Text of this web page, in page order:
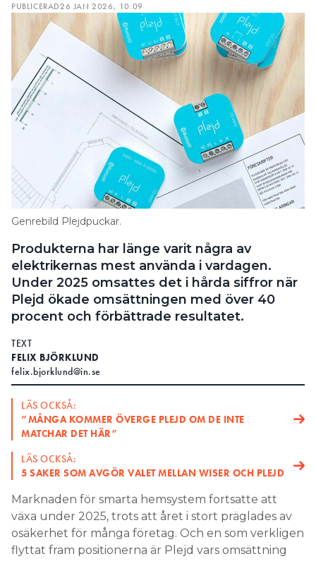
PUBLICERAD26 JAN 2026, 10:09
Genrebild Plejdpuckar.
Produkterna har länge varit några av
elektrikernas mest använda i vardagen.
Under 2025 omsattes det i hårda siffror när
Plejd ökade omsättningen med över 40
procent och förbättrade resultatet.
TEXT
FELIX BJÖRKLUND
felix.bjorklund@in.se
LÄS OCKSÅ:
”MÅNGA KOMMER ÖVERGE PLEJD OM DE INTE
MATCHAR DET HÄR”
LÄS OCKSÅ:
5 SAKER SOM AVGÖR VALET MELLAN WISER OCH PLEJD
Marknaden för smarta hemsystem fortsatte att
växa under 2025, trots att året i stort präglades av
osäkerhet för många företag. Och en som verkligen
flyttat fram positionerna är Plejd vars omsättning